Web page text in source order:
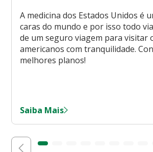
A medicina dos Estados Unidos é
caras do mundo e por isso todo
de um seguro viagem para visitar
americanos com tranquilidade.
melhores planos!
Saiba Mais